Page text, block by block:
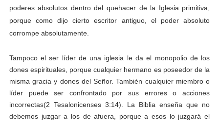
poderes absolutos dentro del quehacer de la Iglesia primitiva,
porque como dijo cierto escritor antiguo, el poder absoluto
corrompe absolutamente.
Tampoco el ser líder de una iglesia le da el monopolio de los
dones espirituales, porque cualquier hermano es poseedor de la
misma gracia y dones del Señor. También cualquier miembro o
líder puede ser confrontado por sus errores o acciones
incorrectas(2 Tesalonicenses 3:14). La Biblia enseña que no
debemos juzgar a los de afuera, porque a esos lo juzgará el